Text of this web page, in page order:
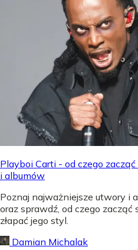
Playboi Carti - od czego
i albumów
Poznaj najważniejsze utwory i
oraz sprawdź, od czego zacząć
złapać jego styl.
Damian Michalak